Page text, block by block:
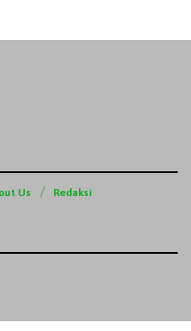
Us Redaksi